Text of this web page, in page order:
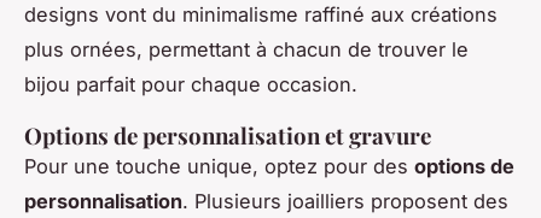
designs vont du minimalisme raffiné aux créations
plus ornées, permettant à chacun de trouver le
bijou parfait pour chaque occasion.
Options de personnalisation et gravure
Pour une touche unique, optez pour des options de
personnalisation. Plusieurs joailliers proposent des